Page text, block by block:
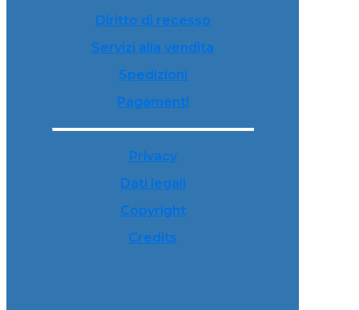
Diritto di recesso
Servizi alla vendita
Spedizioni
Pagamenti
Privacy
Dati legali
Copyright
Credits